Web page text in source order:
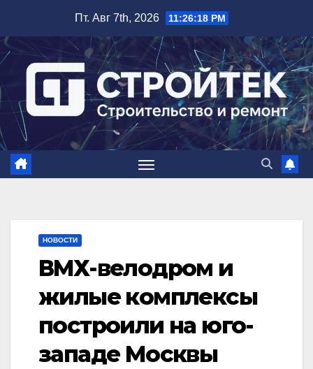
содержимому
Пт. Авг 7th, 2026 11:26:19 PM
НОВОСТИ
ВМХ-велодром и
жилые комплексы
построили на юго-
западе Москвы